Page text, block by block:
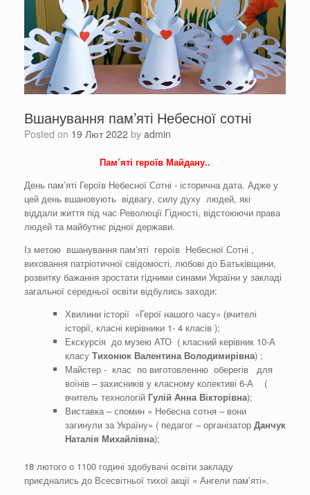
Вшанування пам’яті Небесної сотні
Posted on 19 Лют 2022 by admin
Пам’яті героїв Майдану..
День пам’яті Героїв Небесної Сотні - історична дата. Адже у
цей день вшановують відвагу, силу духу людей, які
віддали життя під час Революції Гідності, відстоюючи права
людей та майбутнє рідної держави.
Із метою вшанування пам’яті героїв Небесної Сотні ,
виховання патріотичної свідомості, любові до Батьківщини,
розвитку бажання зростати гідними синами України у закладі
загальної середньої освіти відбулись заходи:
Хвилини історії «Герої нашого часу» (вчителі
історії, класні керівники 1- 4 класів );
Екскурсія до музею АТО ( класний керівник 10-А
класу ТихонюкВалентина Володимирівна) ;
Майстер - клас по виготовленню оберегів для
воїнів – захисників у класному колективі 6-А (
вчитель технологій Гулій Анна Вікторівна);
Виставка – спомин « Небесна сотня – вони
загинули за Україну» ( педагог – організатор Данчук
Наталія Михайлівна);
18 лютого о 1100 годині здобувачі освіти закладу
приєднались до Всесвітньої тихої акції « Ангели пам’яті».